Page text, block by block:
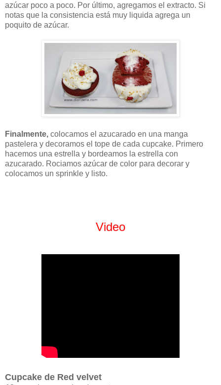
azúcar poco a poco. Por último, agregamos el extracto. Si
notas que la consistencia está muy liquida agrega un
poquito de azúcar.
Finalmente, colocamos el azucarado en una manga
pastelera y decoramos el tope de cada cupcake. Primero
hacemos una estrella y bordeamos la estrella con
azucarado. Rociamos azúcar de color para decorar y
colocamos un sprinkle y listo.
Video
Cupcake de Red velvet